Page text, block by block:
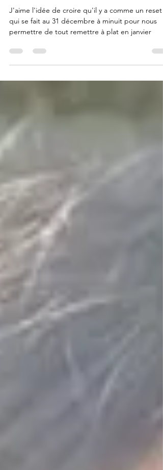
2025 .. sans résolutions
J'aime l'idée de croire qu'il y a comme un reset
permettre de tout remettre à plat en janvier